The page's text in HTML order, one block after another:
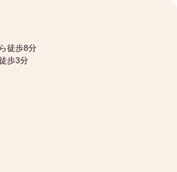
徒歩8分
歩3分